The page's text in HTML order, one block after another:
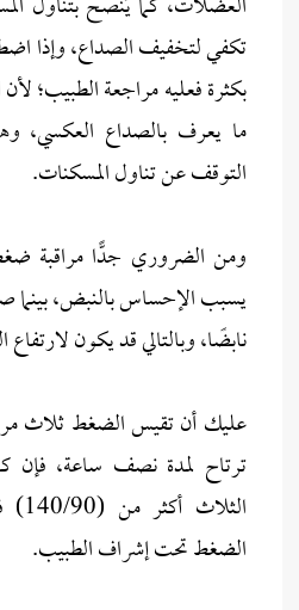
تكفي لتخفيف الصداع، وإذا
بكثرة فعليه مراجعة الطبيب؛
ما يعرف بالصداع العكسي،
التوقف عن تناول المسكنات.
ومن الضروري جدًّا مراقبة
يسبب الإحساس بالنبض، بينما
نابضًا، وبالتالي قد يكون
عليك أن تقيس الضغط ثلاث
ترتاح لمدة نصف ساعة، فإن
الضغط تحت إشراف الطبيب.